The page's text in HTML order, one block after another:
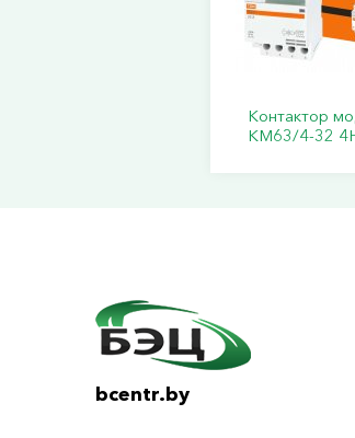
Контактор
КМ63/4-32
bcentr.by